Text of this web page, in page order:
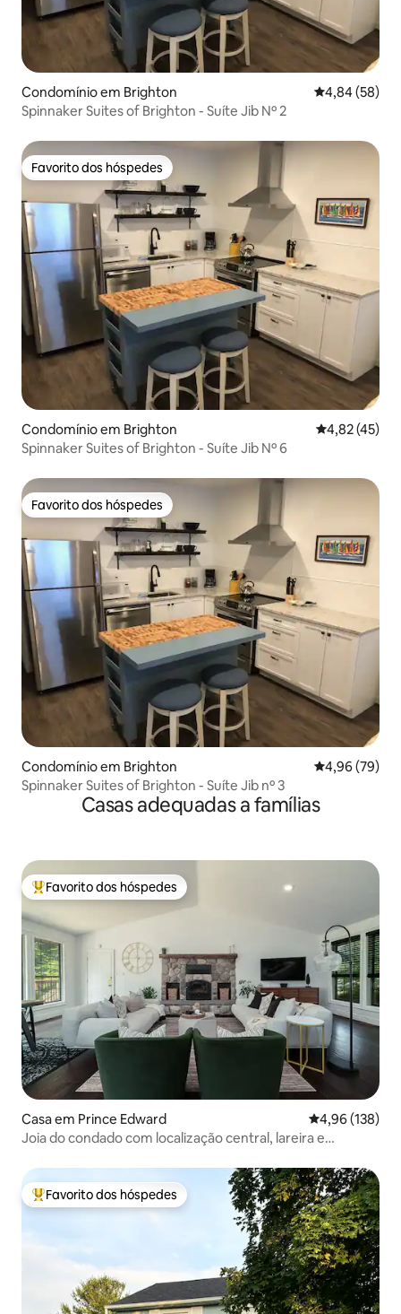
Condomínio em Brighton Classificação
4,84 (58)
Spinnaker Suites of Brighton - Suíte Jib Nº 2
Favorito dos hóspedes
Favorito dos hóspedes
Condomínio em Brighton Classificação
4,82 (45)
Spinnaker Suites of Brighton - Suíte Jib Nº 6
Favorito dos hóspedes
Favorito dos hóspedes
Condomínio em Brighton Classificação
4,96 (79)
Spinnaker Suites of Brighton - Suíte Jib nº 3
Casas adequadas a famílias
Favoritos dos hóspedes mais apreciados
Favorito dos hóspedes
Casa em Prince Edward Classificação
4,96 (138)
Joia do condado com localização central, lareira e
Favoritos dos hóspedes mais apreciados
Favorito dos hóspedes